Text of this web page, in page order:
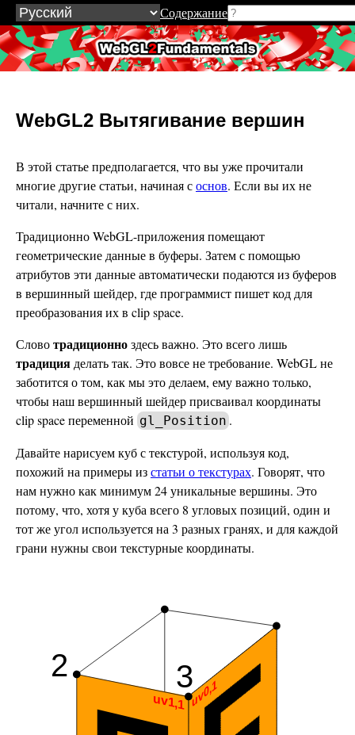
Содержание
WebGL2Fundamentals.org
WebGL2 Вытягивание вершин
В этой статье предполагается, что вы уже прочитали
многие другие статьи, начиная соснов. Если вы их не
читали, начните с них.
Традиционно WebGL-приложения помещают
геометрические данные в буферы. Затем с помощью
атрибутов эти данные автоматически подаются из буферов
в вершинный шейдер, где программист пишет код для
преобразования их в clip space.
Словотрадиционноздесь важно. Это всего лишь
традиция делать так. Это вовсе не требование. WebGL не
заботится о том, как мы это делаем, ему важно только,
чтобы наш вершинный шейдер присваивал координаты
clip space переменной gl_Position .
Давайте нарисуем куб с текстурой, используя код,
похожий на примеры изстатьи о текстурах. Говорят, что
нам нужно как минимум 24 уникальные вершины. Это
потому, что, хотя у куба всего 8 угловых позиций, один и
тот же угол используется на 3 разных гранях, и для каждой
грани нужны свои текстурные координаты.